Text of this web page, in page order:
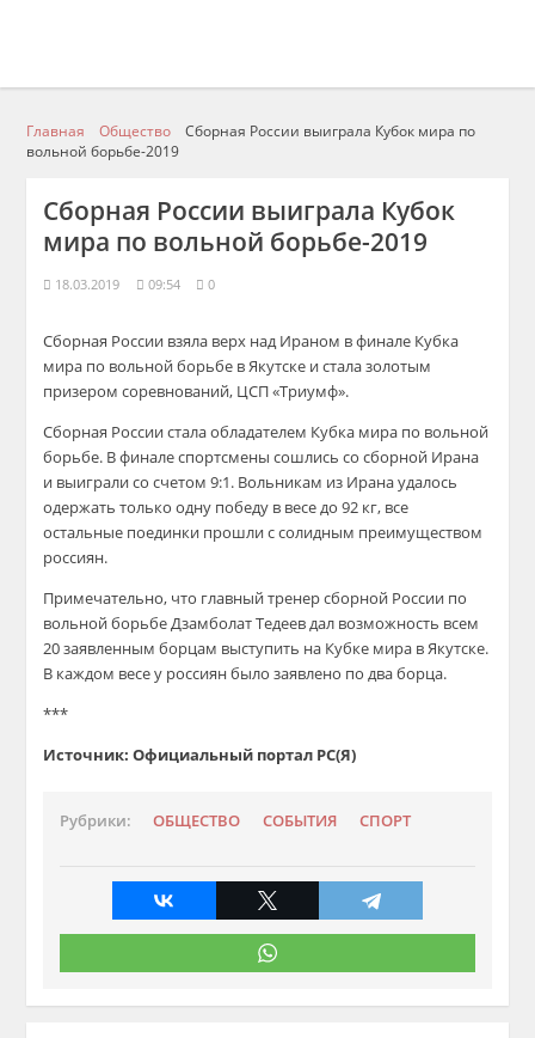
Главная Общество
Сборная России выиграла Кубок мира по
вольной борьбе-2019
Сборная России выиграла Кубок
мира по вольной борьбе-2019
18.03.2019 09:54 0
Сборная России взяла верх над Ираном в финале Кубка
мира по вольной борьбе в Якутске и стала золотым
призером соревнований, ЦСП «Триумф».
Сборная России стала обладателем Кубка мира по вольной
борьбе. В финале спортсмены сошлись со сборной Ирана
и выиграли со счетом 9:1. Вольникам из Ирана удалось
одержать только одну победу в весе до 92 кг, все
остальные поединки прошли с солидным преимуществом
россиян.
Примечательно, что главный тренер сборной России по
вольной борьбе Дзамболат Тедеев дал возможность всем
20 заявленным борцам выступить на Кубке мира в Якутске.
В каждом весе у россиян было заявлено по два борца.
***
Источник: Официальный портал РС(Я)
Рубрики: ОБЩЕСТВО СОБЫТИЯ СПОРТ